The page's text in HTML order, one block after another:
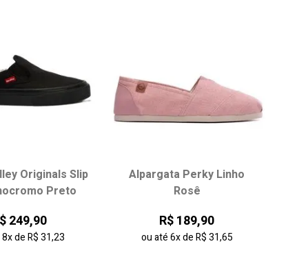
seu tamanho:
39
Escolha seu tamanho:
Originals Slip
Preto
249,90
8xdeR$ 31,23
Alpargata Perky Linho
Rosê
R$ 189,90
ou até6xdeR$ 31,65